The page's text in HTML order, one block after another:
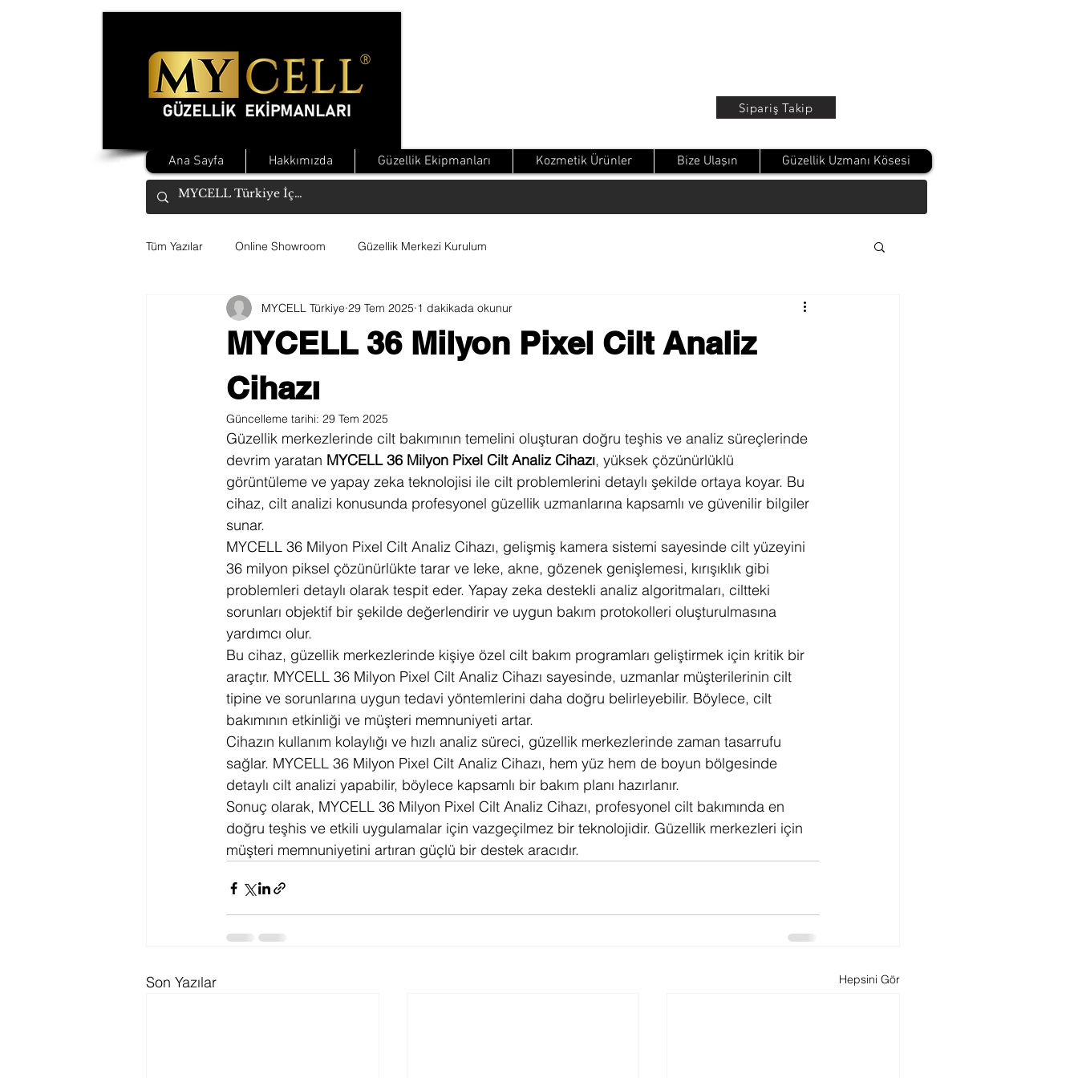
Sipariş Takip
Ana Sayfa Hakkımızda Güzellik Ekipmanları Kozmetik Ürünler Bize Ulaşın Güzellik Uzmanı Kösesi
Tüm Yazılar Online Showroom Güzellik Merkezi Kurulum
MYCELL 36 Milyon Pixel Cilt Analiz
Cihazı
MYCELL Türkiye 29 Tem 2025 1 dakikada okunur
Güncelleme tarihi: 29 Tem 2025
Güzellik merkezlerinde cilt bakımının temelini oluşturan doğru teşhis ve analiz süreçlerinde
devrim yaratan MYCELL 36 Milyon Pixel Cilt Analiz Cihazı, yüksek çözünürlüklü
görüntüleme ve yapay zeka teknolojisi ile cilt problemlerini detaylı şekilde ortaya koyar. Bu
cihaz, cilt analizi konusunda profesyonel güzellik uzmanlarına kapsamlı ve güvenilir bilgiler
sunar.
MYCELL 36 Milyon Pixel Cilt Analiz Cihazı, gelişmiş kamera sistemi sayesinde cilt yüzeyini
36 milyon piksel çözünürlükte tarar ve leke, akne, gözenek genişlemesi, kırışıklık gibi
problemleri detaylı olarak tespit eder. Yapay zeka destekli analiz algoritmaları, ciltteki
sorunları objektif bir şekilde değerlendirir ve uygun bakım protokolleri oluşturulmasına
yardımcı olur.
Bu cihaz, güzellik merkezlerinde kişiye özel cilt bakım programları geliştirmek için kritik bir
araçtır. MYCELL 36 Milyon Pixel Cilt Analiz Cihazı sayesinde, uzmanlar müşterilerinin cilt
tipine ve sorunlarına uygun tedavi yöntemlerini daha doğru belirleyebilir. Böylece, cilt
bakımının etkinliği ve müşteri memnuniyeti artar.
Cihazın kullanım kolaylığı ve hızlı analiz süreci, güzellik merkezlerinde zaman tasarrufu
sağlar. MYCELL 36 Milyon Pixel Cilt Analiz Cihazı, hem yüz hem de boyun bölgesinde
detaylı cilt analizi yapabilir, böylece kapsamlı bir bakım planı hazırlanır.
Sonuç olarak, MYCELL 36 Milyon Pixel Cilt Analiz Cihazı, profesyonel cilt bakımında en
doğru teşhis ve etkili uygulamalar için vazgeçilmez bir teknolojidir. Güzellik merkezleri için
müşteri memnuniyetini artıran güçlü bir destek aracıdır.
Son Yazılar Hepsini Gör